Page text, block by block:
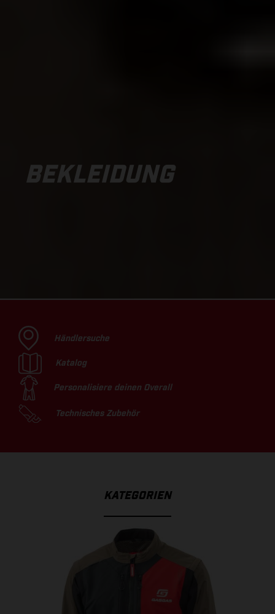
BEKLEIDUNG
Händlersuche
Katalog
Personalisiere deinen Overall
Technisches Zubehör
KATEGORIEN